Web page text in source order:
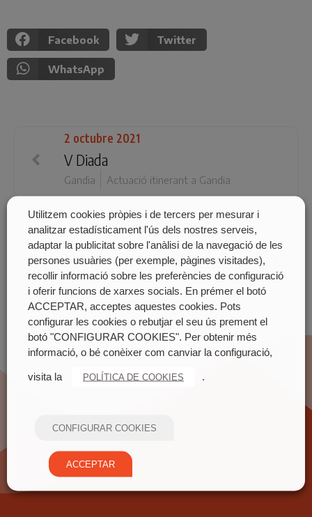
Facebook Twitter
WhatsApp
2 octubre 2021
V Diada
Gandia Actuació itinerant a Gandia
22 octubre 2021
Actuació de la Jove Muixeranga
València
Utilitzem cookies pròpies i de tercers per mesurar i
analitzar estadísticament l'ús dels nostres serveis,
adaptar la publicitat sobre l'anàlisi de la navegació de les
persones usuàries (per exemple, pàgines visitades),
recollir informació sobre les preferències de configuració
i oferir funcions de xarxes socials. En prémer el botó
ACCEPTAR, acceptes aquestes cookies. Pots
configurar les cookies o rebutjar el seu ús prement el
botó "CONFIGURAR COOKIES". Per obtenir més
informació, o bé conèixer com canviar la configuració,
visita la POLÍTICA DE COOKIES .
CONFIGURAR COOKIES
ACCEPTAR